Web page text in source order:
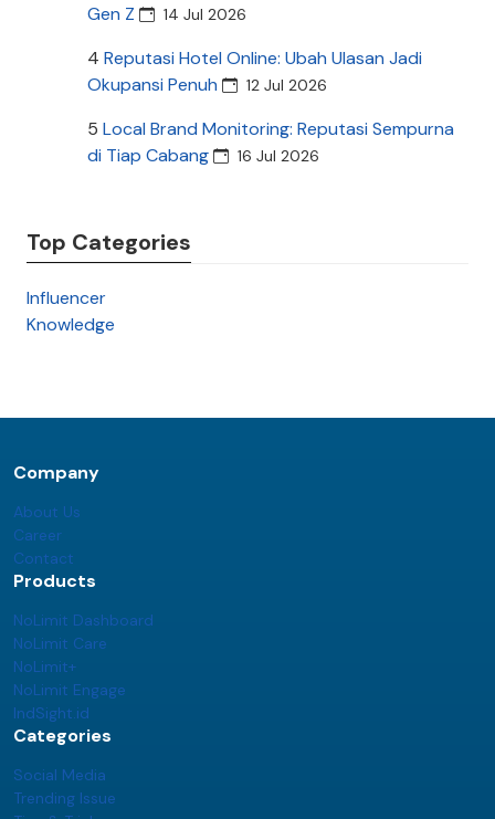
Gen Z
14 Jul 2026
4 Reputasi Hotel Online: Ubah Ulasan Jadi
Okupansi Penuh
12 Jul 2026
5 Local Brand Monitoring: Reputasi Sempurna
di Tiap Cabang
16 Jul 2026
Top Categories
Influencer
Knowledge
Company
About Us
Career
Contact
Products
NoLimit Dashboard
NoLimit Care
NoLimit+
NoLimit Engage
IndSight.id
Categories
Social Media
Trending Issue